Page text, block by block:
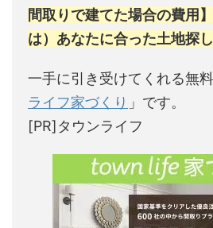
間取りで建てた場合の費用】
は）あなたに合った土地探し
一手に引き受けてくれる無
ライフ家づくり 」です。
[PR]タウンライフ